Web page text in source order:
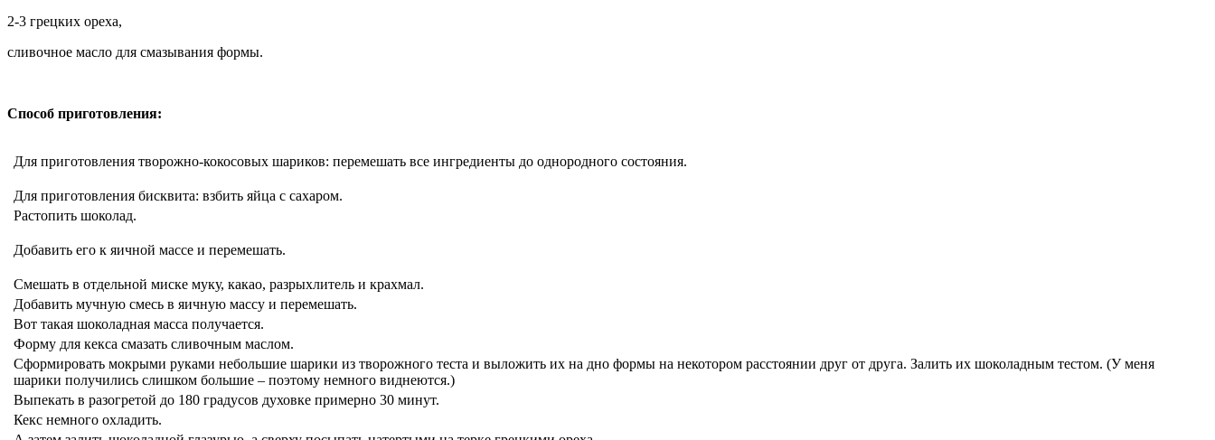
2-3 грецких ореха,
сливочное масло для смазывания формы.
Способ приготовления:
Для приготовления творожно-кокосовых шариков: перемешать все ингредиенты до однородного состояния.
Для приготовления бисквита: взбить яйца с сахаром.
Растопить шоколад.
Добавить его к яичной массе и перемешать.
Смешать в отдельной миске муку, какао, разрыхлитель и крахмал.
Добавить мучную смесь в яичную массу и перемешать.
Вот такая шоколадная масса получается.
Форму для кекса смазать сливочным маслом.
Сформировать мокрыми руками небольшие шарики из творожного теста и выложить их на дно формы на некотором расстоянии друг от друга. Залить их шоколадным тестом. (У меня
шарики получились слишком большие – поэтому немного виднеются.)
Выпекать в разогретой до 180 градусов духовке примерно 30 минут.
Кекс немного охладить.